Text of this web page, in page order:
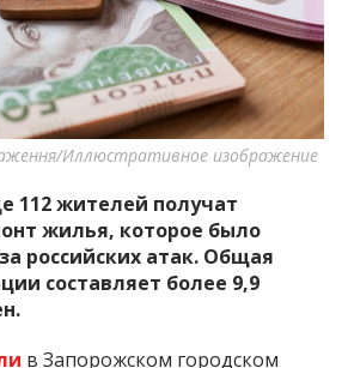
важную информацию о событиях
города Запорожья и области.
Иллюстративное изображение
112 жителей получат
жилья, которое было
российских атак. Общая
составляет более 9,9
в Запорожском городском